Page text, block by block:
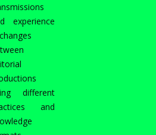
experience
different
and